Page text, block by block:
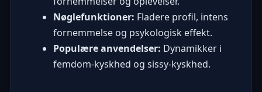
Nøglefunktioner: Fladere profil, intens
fornemmelse og psykologisk effekt.
Populære anvendelser: Dynamikker i
femdom-kyskhed og sissy-kyskhed.